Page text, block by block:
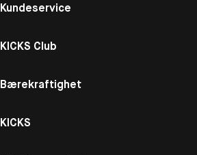
Kundeservice
KICKS Club
Bærekraftighet
KICKS